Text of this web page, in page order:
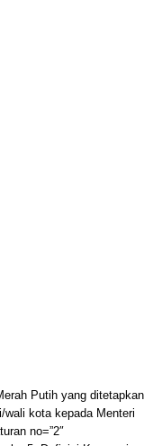
Putih yang ditetapkan
wali kota kepada Menteri
no=”2″